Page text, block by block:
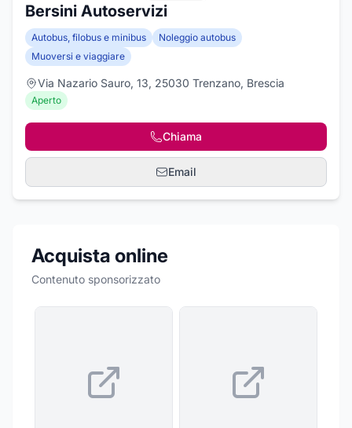
Bersini Autoservizi
Autobus, filobus e minibus
Noleggio autobus
Muoversi e viaggiare
Via Nazario Sauro, 13, 25030 Trenzano, Brescia
Aperto
Chiama
Email
Acquista online
Contenuto sponsorizzato